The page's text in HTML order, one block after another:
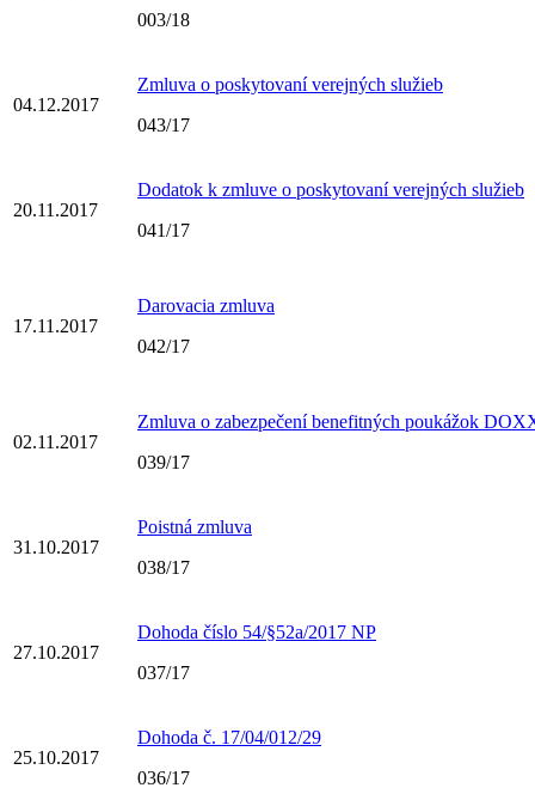
003/18
04.12.2017
Zmluva o poskytovaní verejných služieb
043/17
20.11.2017
Dodatok k zmluve o poskytovaní verejných služieb
041/17
17.11.2017
Darovacia zmluva
042/17
02.11.2017
Zmluva o zabezpečení benefitných poukážok
039/17
31.10.2017
Poistná zmluva
038/17
27.10.2017
Dohoda číslo 54/§52a/2017 NP
037/17
25.10.2017
Dohoda č. 17/04/012/29
036/17